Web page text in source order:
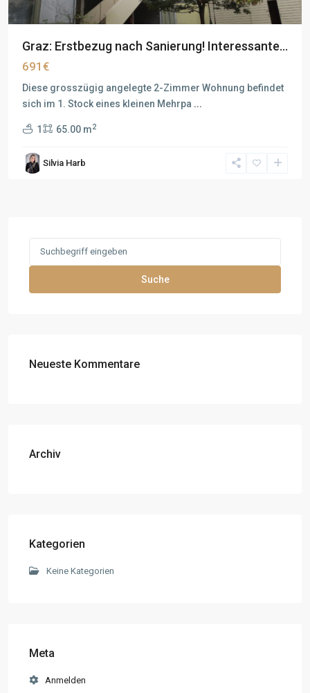
Graz: Erstbezug nach Sanierung! Interessante...
691€
Diese grosszügig angelegte 2-Zimmer Wohnung befindet
sich im 1. Stock eines kleinen Mehrpa ...
1 65.00 m2
Silvia Harb
Suche
Neueste Kommentare
Archiv
Kategorien
Keine Kategorien
Meta
Anmelden